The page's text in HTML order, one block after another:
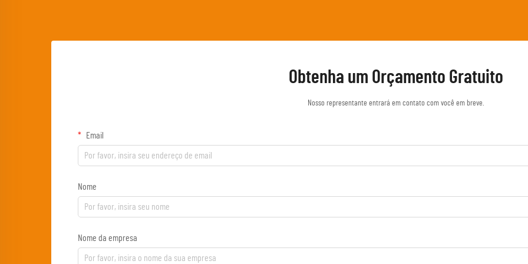
Obtenha um Orçamento Gratuito
Nosso representante entrará em contato com você em breve.
Email
Nome
Nome da empresa